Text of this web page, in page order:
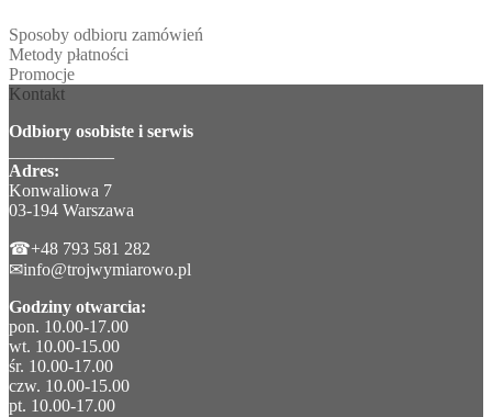
Sposoby odbioru zamówień
Metody płatności
Promocje
Kontakt
Odbiory osobiste i serwis
Adres:
Konwaliowa 7
03-194 Warszawa
☎+48 793 581 282
✉info@trojwymiarowo.pl
Godziny otwarcia:
pon. 10.00-17.00
wt. 10.00-15.00
śr. 10.00-17.00
czw. 10.00-15.00
pt. 10.00-17.00